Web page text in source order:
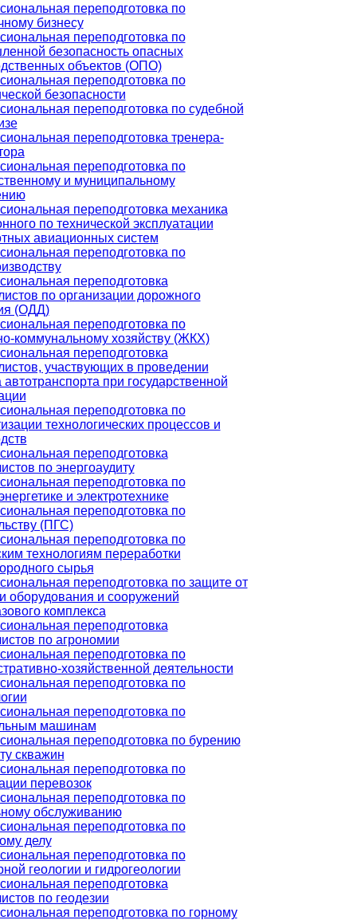
переподготовка по
бизнесу
переподготовка по
безопасность опасных
объектов (ОПО)
переподготовка по
безопасности
переподготовка по судебной
переподготовка тренера-
переподготовка по
и муниципальному
переподготовка механика
по технической эксплуатации
авиационных систем
переподготовка по
переподготовка
по организации дорожного
(ОДД)
переподготовка по
коммунальному хозяйству (ЖКХ)
переподготовка
участвующих в проведении
при государственной
переподготовка по
технологических процессов и
переподготовка
по энергоаудиту
переподготовка по
и электротехнике
переподготовка по
(ПГС)
переподготовка по
технологиям переработки
сырья
переподготовка по защите от
оборудования и сооружений
комплекса
переподготовка
по агрономии
переподготовка по
хозяйственной деятельности
переподготовка по
переподготовка по
машинам
переподготовка по бурению
скважин
переподготовка по
перевозок
переподготовка по
обслуживанию
переподготовка по
делу
переподготовка по
геологии и гидрогеологии
переподготовка
по геодезии
переподготовка по горному